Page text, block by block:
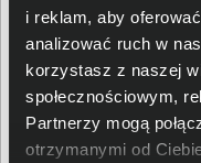
i reklam, aby
analizować ruch w
korzystasz z naszej
społecznościowym,
Partnerzy mogą
otrzymanymi od
Tusz Brother BT-D60BK
34,00 zł
netto: 27,64 zł